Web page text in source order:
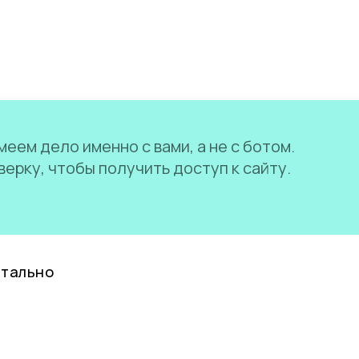
дело именно с вами, а не с ботом.
чтобы получить доступ к сайту.